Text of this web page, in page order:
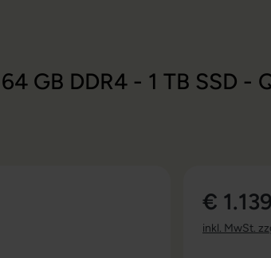
GB DDR4 - 1 TB SSD
€
inkl. MwSt.